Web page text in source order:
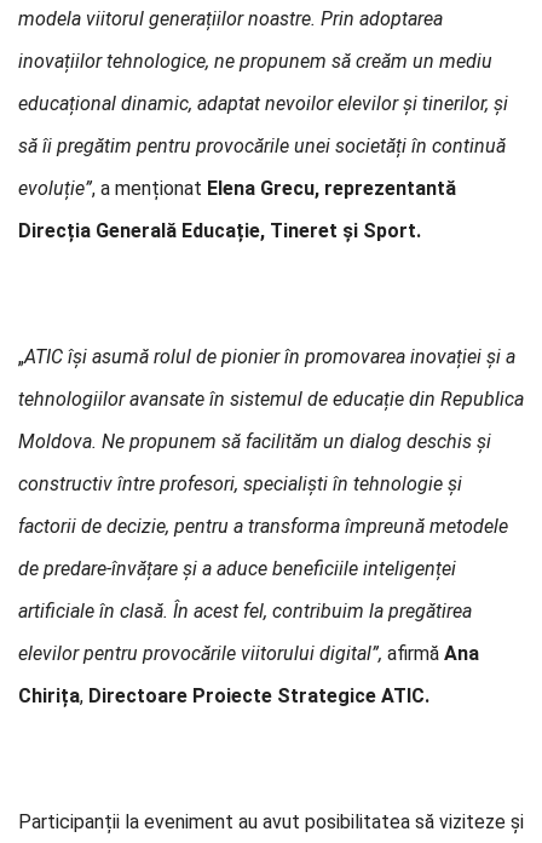
modela viitorul generațiilor noastre. Prin adoptarea
inovațiilor tehnologice, ne propunem să creăm un mediu
educațional dinamic, adaptat nevoilor elevilor și tinerilor, și
să îi pregătim pentru provocările unei societăți în continuă
evoluție”, a menționat Elena Grecu, reprezentantă
Direcția Generală Educație, Tineret și Sport.
„ATIC își asumă rolul de pionier în promovarea inovației și a
tehnologiilor avansate în sistemul de educație din Republica
Moldova. Ne propunem să facilităm un dialog deschis și
constructiv între profesori, specialiști în tehnologie și
factorii de decizie, pentru a transforma împreună metodele
de predare-învățare și a aduce beneficiile inteligenței
artificiale în clasă. În acest fel, contribuim la pregătirea
elevilor pentru provocările viitorului digital”, afirmă Ana
Chirița, Directoare Proiecte Strategice ATIC.
Participanții la eveniment au avut posibilitatea să viziteze și